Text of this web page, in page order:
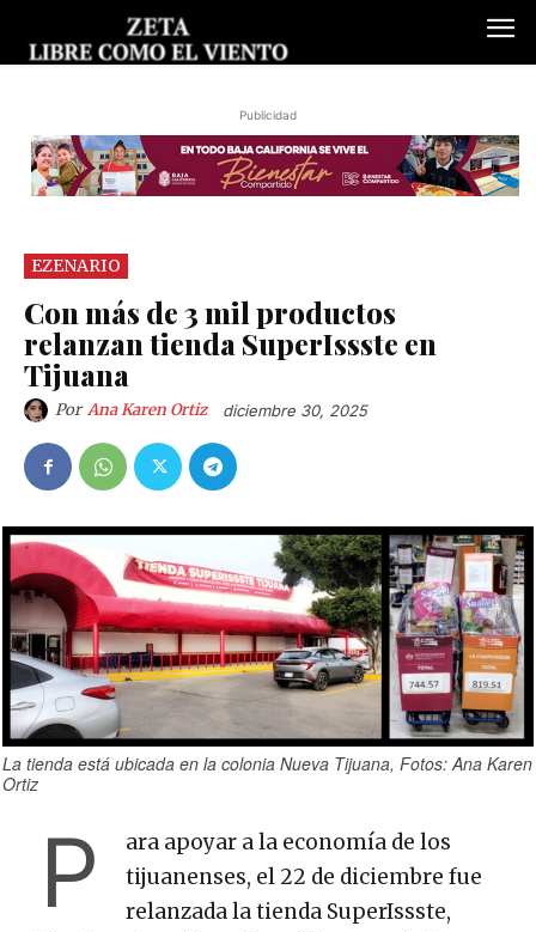
Publicidad
EZENARIO
Con más de 3 mil productos
relanzan tienda SuperIssste en
Tijuana
Por Ana Karen Ortiz diciembre 30, 2025
La tienda está ubicada en la colonia Nueva Tijuana, Fotos: Ana Karen
Ortiz
P
ara apoyar a la economía de los
tijuanenses, el 22 de diciembre fue
relanzada la tienda SuperIssste,